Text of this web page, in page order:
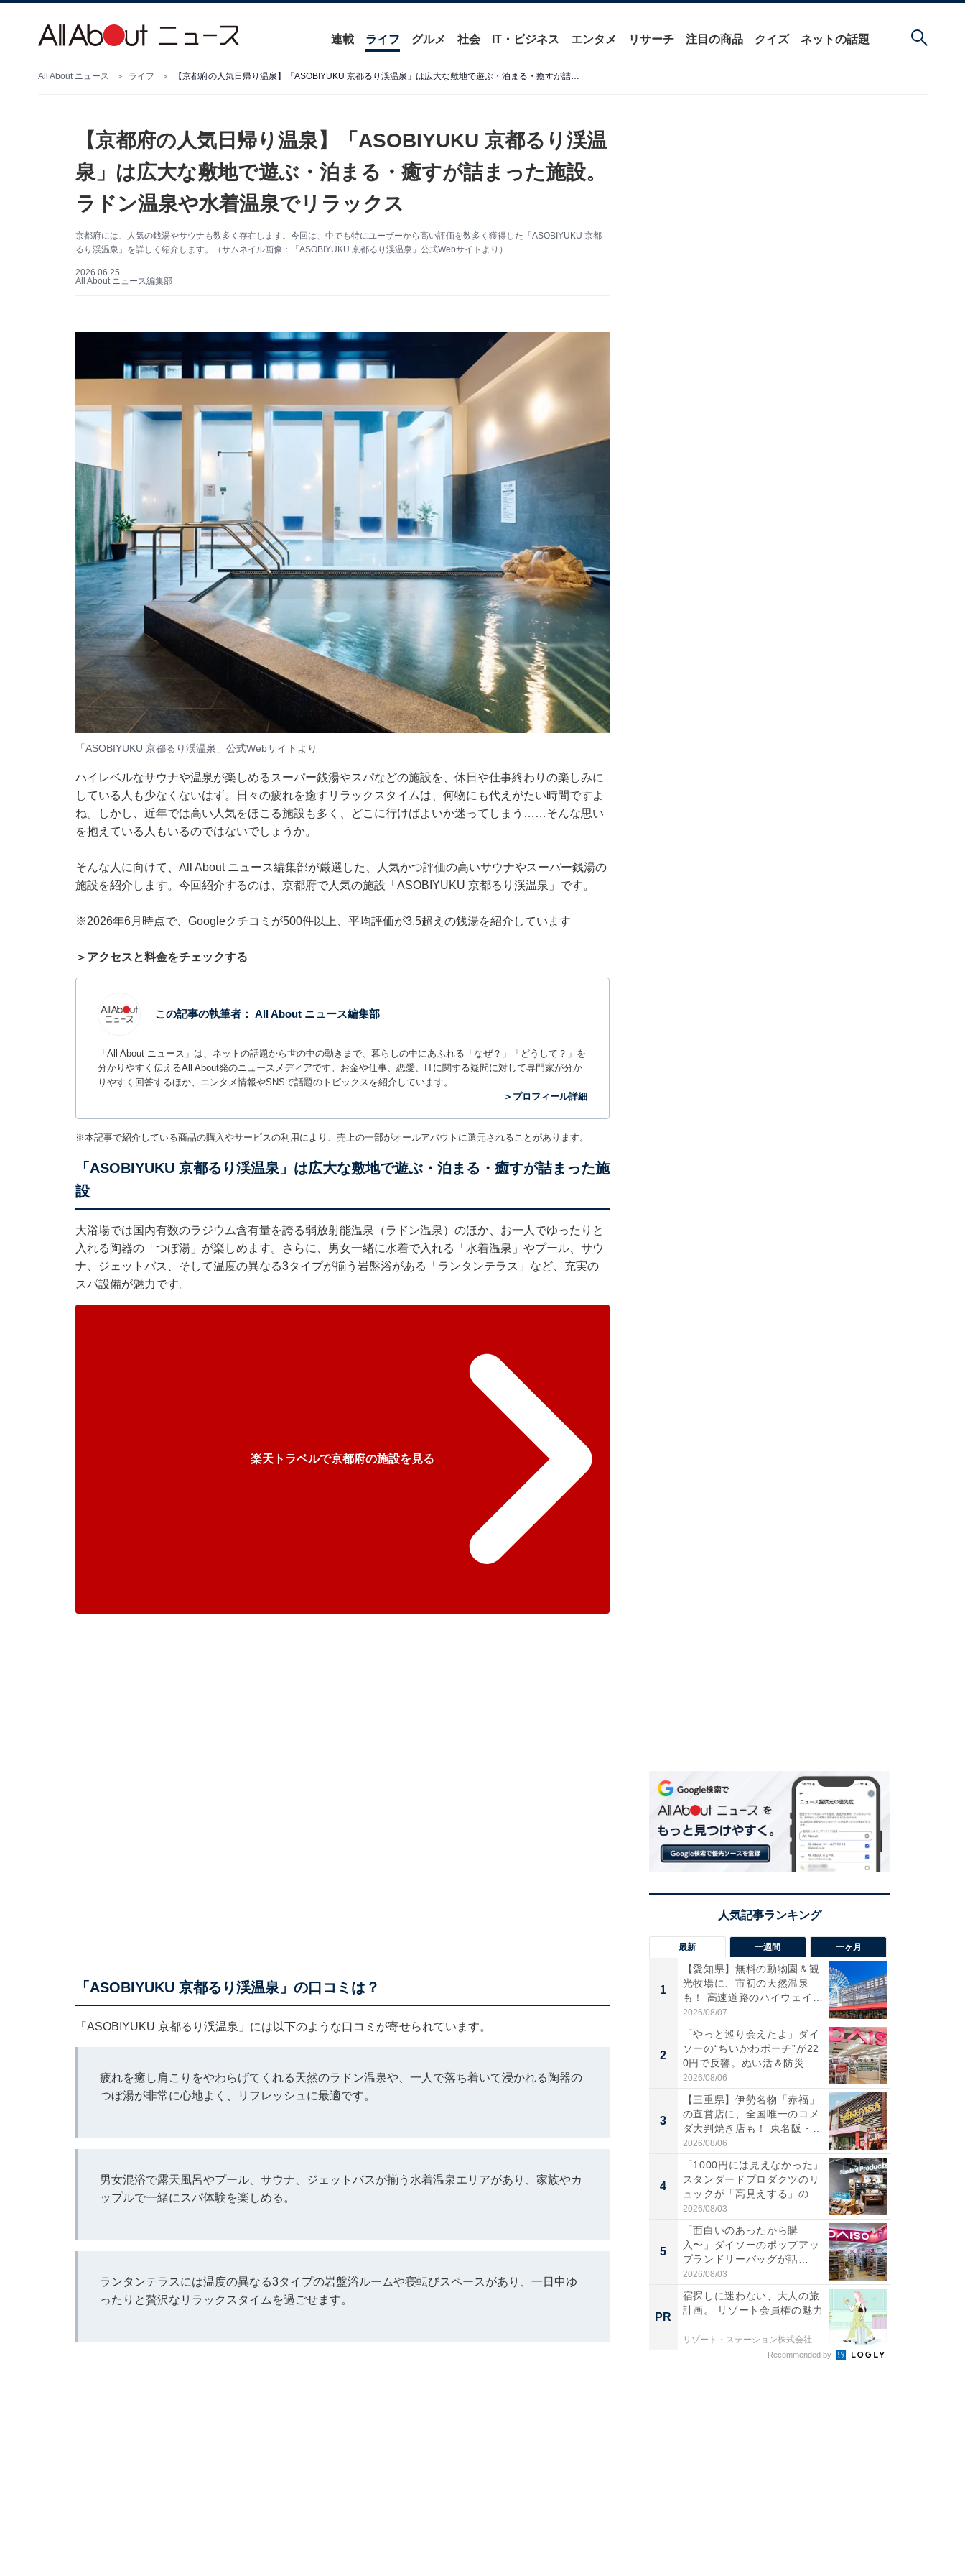
連載 ライフ グルメ 社会 IT・ビジネス エンタメ リサーチ 注目の商品 クイズ ネットの話題
All About ニュース ライフ 【京都府の人気日帰り温泉】「ASOBIYUKU 京都るり渓温泉」は広大な敷地で遊ぶ・泊まる・癒すが詰まった施設。ラドン温泉や水着温泉でリラックス
【京都府の人気日帰り温泉】「ASOBIYUKU 京都るり渓温
泉」は広大な敷地で遊ぶ・泊まる・癒すが詰まった施設。
ラドン温泉や水着温泉でリラックス
京都府には、人気の銭湯やサウナも数多く存在します。今回は、中でも特にユーザーから高い評価を数多く獲得した「ASOBIYUKU 京都
るり渓温泉」を詳しく紹介します。（サムネイル画像：「ASOBIYUKU 京都るり渓温泉」公式Webサイトより）
2026.06.25
All About ニュース編集部
「ASOBIYUKU 京都るり渓温泉」公式Webサイトより
ハイレベルなサウナや温泉が楽しめるスーパー銭湯やスパなどの施設を、休日や仕事終わりの楽しみに
している人も少なくないはず。日々の疲れを癒すリラックスタイムは、何物にも代えがたい時間ですよ
ね。しかし、近年では高い人気をほこる施設も多く、どこに行けばよいか迷ってしまう……そんな思い
を抱えている人もいるのではないでしょうか。
そんな人に向けて、All About ニュース編集部が厳選した、人気かつ評価の高いサウナやスーパー銭湯の
施設を紹介します。今回紹介するのは、京都府で人気の施設「ASOBIYUKU 京都るり渓温泉」です。
※2026年6月時点で、Googleクチコミが500件以上、平均評価が3.5超えの銭湯を紹介しています
＞アクセスと料金をチェックする
この記事の執筆者： All About ニュース編集部
「All About ニュース」は、ネットの話題から世の中の動きまで、暮らしの中にあふれる「なぜ？」「どうして？」を
分かりやすく伝えるAll About発のニュースメディアです。お金や仕事、恋愛、ITに関する疑問に対して専門家が分か
りやすく回答するほか、エンタメ情報やSNSで話題のトピックスを紹介しています。
＞プロフィール詳細
※本記事で紹介している商品の購入やサービスの利用により、売上の一部がオールアバウトに還元されることがあります。
「ASOBIYUKU 京都るり渓温泉」は広大な敷地で遊ぶ・泊まる・癒すが詰まった施
設
大浴場では国内有数のラジウム含有量を誇る弱放射能温泉（ラドン温泉）のほか、お一人でゆったりと
入れる陶器の「つぼ湯」が楽しめます。さらに、男女一緒に水着で入れる「水着温泉」やプール、サウ
ナ、ジェットバス、そして温度の異なる3タイプが揃う岩盤浴がある「ランタンテラス」など、充実の
スパ設備が魅力です。
楽天トラベルで京都府の施設を見る
「ASOBIYUKU 京都るり渓温泉」の口コミは？
「ASOBIYUKU 京都るり渓温泉」には以下のような口コミが寄せられています。
疲れを癒し肩こりをやわらげてくれる天然のラドン温泉や、一人で落ち着いて浸かれる陶器の
つぼ湯が非常に心地よく、リフレッシュに最適です。
男女混浴で露天風呂やプール、サウナ、ジェットバスが揃う水着温泉エリアがあり、家族やカ
ップルで一緒にスパ体験を楽しめる。
ランタンテラスには温度の異なる3タイプの岩盤浴ルームや寝転びスペースがあり、一日中ゆ
ったりと贅沢なリラックスタイムを過ごせます。
最新 一週間 一ヶ月
1
【愛知県】無料の動物園＆観
光牧場に、市初の天然温泉
も！ 高速道路のハイウェイオ
ア...
2026/08/07
2
「やっと巡り会えたよ」ダイ
ソーの“ちいかわポーチ”が22
0円で反響。ぬい活＆防災...
2026/08/06
3
【三重県】伊勢名物「赤福」
の直営店に、全国唯一のコメ
ダ大判焼き店も！ 東名阪・
伊...
2026/08/06
4
「1000円には見えなかった」
スタンダードプロダクツのリ
ュックが「高見えする」の...
2026/08/03
5
「面白いのあったから購
入〜」ダイソーのポップアッ
プランドリーバッグが話
題。“さま...
2026/08/03
PR
宿探しに迷わない、大人の旅
計画。 リゾート会員権の魅力
リゾート・ステーション株式会社
Recommended by